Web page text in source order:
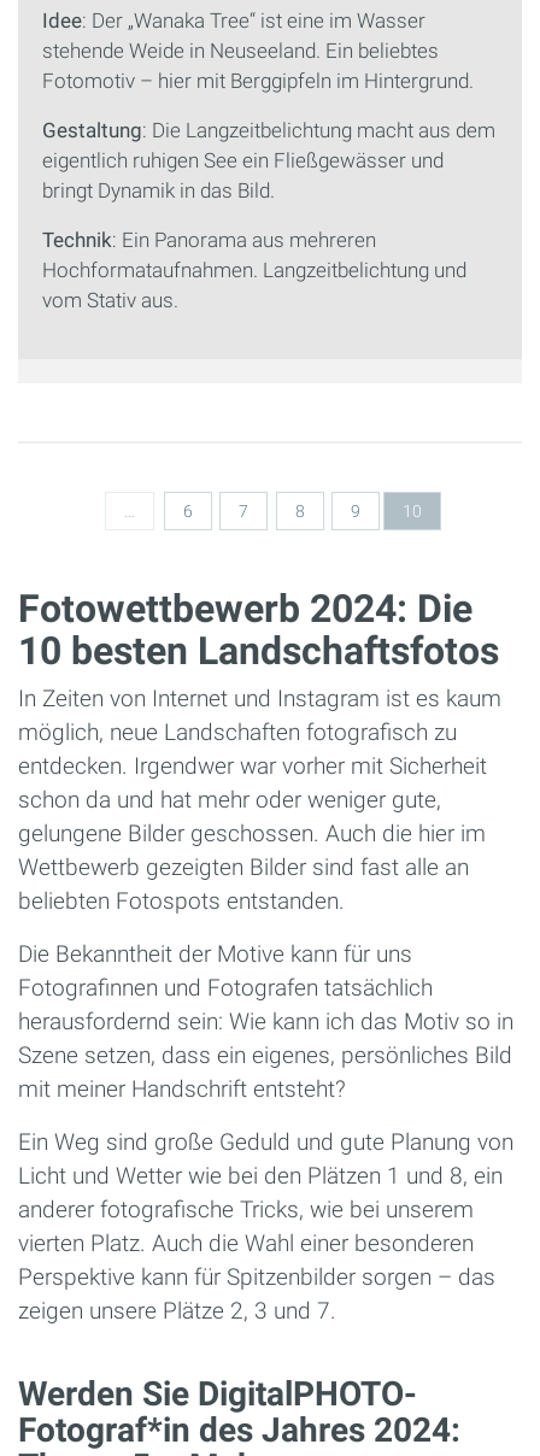
Idee: Der „Wanaka Tree“ ist eine im Wasser
stehende Weide in Neuseeland. Ein beliebtes
Fotomotiv – hier mit Berggipfeln im Hintergrund.
Gestaltung: Die Langzeitbelichtung macht aus dem
eigentlich ruhigen See ein Fließgewässer und
bringt Dynamik in das Bild.
Technik: Ein Panorama aus mehreren
Hochformataufnahmen. Langzeitbelichtung und
vom Stativ aus.
Seiten
6 7 8 9 10
Fotowettbewerb 2024: Die
10 besten Landschaftsfotos
In Zeiten von Internet und Instagram ist es kaum
möglich, neue Landschaften fotografisch zu
entdecken. Irgendwer war vorher mit Sicherheit
schon da und hat mehr oder weniger gute,
gelungene Bilder geschossen. Auch die hier im
Wettbewerb gezeigten Bilder sind fast alle an
beliebten Fotospots entstanden.
Die Bekanntheit der Motive kann für uns
Fotografinnen und Fotografen tatsächlich
herausfordernd sein: Wie kann ich das Motiv so in
Szene setzen, dass ein eigenes, persönliches Bild
mit meiner Handschrift entsteht?
Ein Weg sind große Geduld und gute Planung von
Licht und Wetter wie bei den Plätzen 1 und 8, ein
anderer fotografische Tricks, wie bei unserem
vierten Platz. Auch die Wahl einer besonderen
Perspektive kann für Spitzenbilder sorgen – das
zeigen unsere Plätze 2, 3 und 7.
Werden Sie DigitalPHOTO-
Fotograf*in des Jahres 2024: